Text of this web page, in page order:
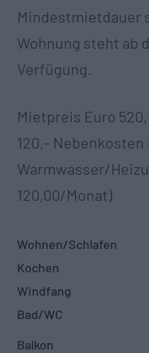
Mindestmietdauer
Wohnung steht ab
Verfügung.
Mietpreis Euro
120,- Nebenkosten
Warmwasser/
120,00/Monat)‍
Wohnen/Schlafen
Kochen
Windfang
Bad/WC
Balkon